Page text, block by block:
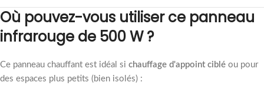
Où pouvez-vous utiliser ce panneau
infrarouge de 500 W ?
Ce panneau chauffant est idéal si chauffage d'appoint ciblé ou pour
des espaces plus petits (bien isolés) :